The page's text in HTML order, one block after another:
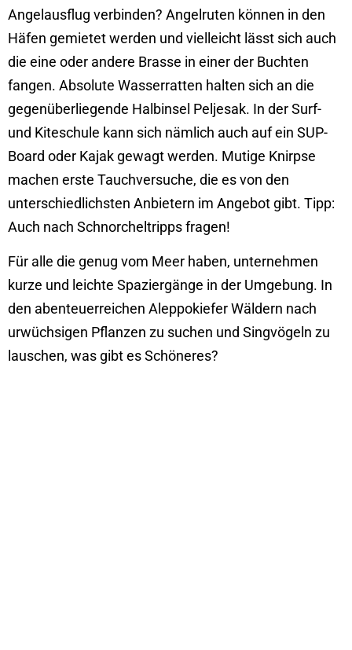
Angelausflug verbinden? Angelruten können in den
Häfen gemietet werden und vielleicht lässt sich auch
die eine oder andere Brasse in einer der Buchten
fangen. Absolute Wasserratten halten sich an die
gegenüberliegende Halbinsel Peljesak. In der Surf-
und Kiteschule kann sich nämlich auch auf ein SUP-
Board oder Kajak gewagt werden. Mutige Knirpse
machen erste Tauchversuche, die es von den
unterschiedlichsten Anbietern im Angebot gibt. Tipp:
Auch nach Schnorcheltripps fragen!
Für alle die genug vom Meer haben, unternehmen
kurze und leichte Spaziergänge in der Umgebung. In
den abenteuerreichen Aleppokiefer Wäldern nach
urwüchsigen Pflanzen zu suchen und Singvögeln zu
lauschen, was gibt es Schöneres?